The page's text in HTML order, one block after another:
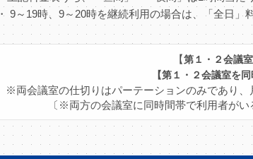
・ 9～19時、9～20時を継続利用の場合は、「全日」
【第１・２会議
【第１・２会議室を
※両会議室の仕切りはパーテーションのみであり、
〔※両方の会議室に同時間帯で利用者が